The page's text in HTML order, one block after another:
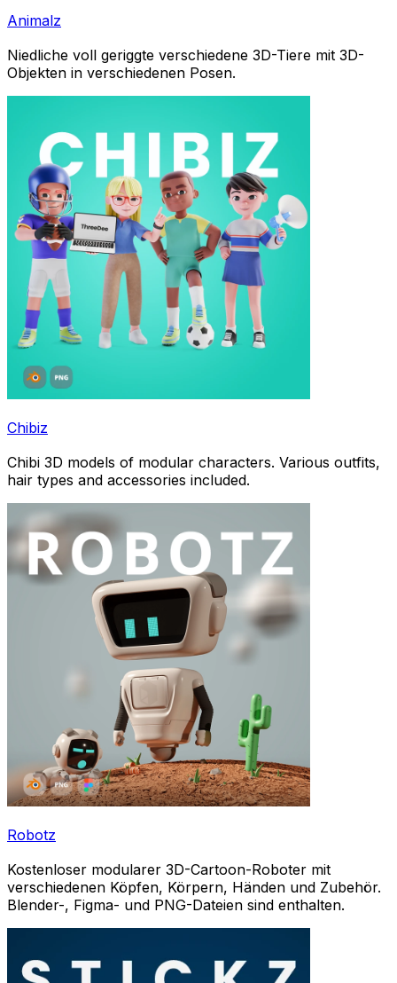
Animalz
Niedliche voll geriggte verschiedene 3D-Tiere mit 3D-
Objekten in verschiedenen Posen.
Chibiz
Chibi 3D models of modular characters. Various outfits,
hair types and accessories included.
Robotz
Kostenloser modularer 3D-Cartoon-Roboter mit
verschiedenen Köpfen, Körpern, Händen und Zubehör.
Blender-, Figma- und PNG-Dateien sind enthalten.